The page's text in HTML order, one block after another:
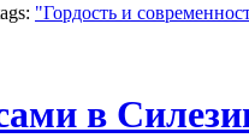
"Гордость и
в